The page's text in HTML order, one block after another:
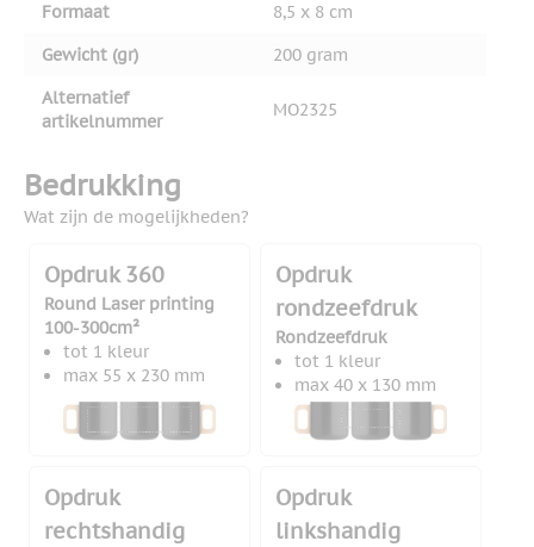
Formaat
8,5 x 8 cm
Gewicht (gr)
200 gram
Alternatief
artikelnummer
MO2325
Bedrukking
Wat zijn de mogelijkheden?
Opdruk 360
Round Laser printing
100-300cm²
tot 1 kleur
max 55 x 230 mm
Opdruk
rondzeefdruk
Rondzeefdruk
tot 1 kleur
max 40 x 130 mm
Opdruk
rechtshandig
Opdruk
linkshandig